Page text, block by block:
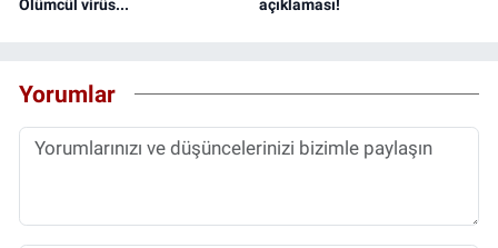
Ölümcül virüs...
açıklaması!
Yorumlar